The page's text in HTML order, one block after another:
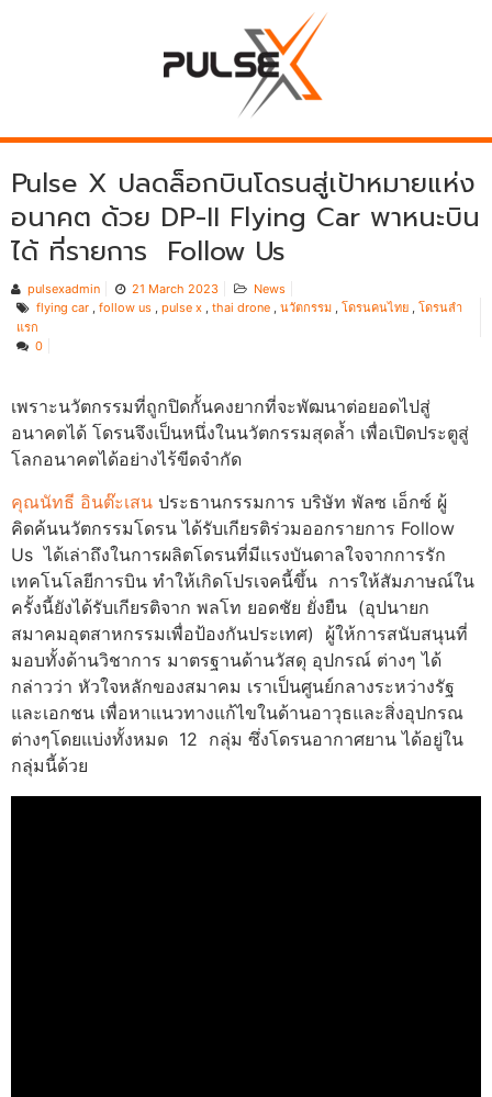
Pulse X ปลดล็อกบินโดรนสู่เป้าหมายแห่ง
อนาคต ด้วย DP-II Flying Car พาหนะบิน
ได้ ที่รายการ Follow Us
pulsexadmin 21 March 2023
News
flying car , follow us , pulse x , thai drone , นวัตกรรม , โดรนคนไทย , โดรนลำ
แรก
0
เพราะนวัตกรรมที่ถูกปิดกั้นคงยากที่จะพัฒนาต่อยอดไปสู่
อนาคตได้ โดรนจึงเป็นหนึ่งในนวัตกรรมสุดล้ำ เพื่อเปิดประตูสู่
โลกอนาคตได้อย่างไร้ขีดจำกัด
คุณนัทธี อินต๊ะเสน ประธานกรรมการ บริษัท พัลซ เอ็กซ์ ผู้
คิดค้นนวัตกรรมโดรน ได้รับเกียรติร่วมออกรายการ Follow
Us ได้เล่าถึงในการผลิตโดรนที่มีแรงบันดาลใจจากการรัก
เทคโนโลยีการบิน ทำให้เกิดโปรเจคนี้ขึ้น การให้สัมภาษณ์ใน
ครั้งนี้ยังได้รับเกียรติจาก พลโท ยอดชัย ยั่งยืน (อุปนายก
สมาคมอุตสาหกรรมเพื่อป้องกันประเทศ) ผู้ให้การสนับสนุนที่
มอบทั้งด้านวิชาการ มาตรฐานด้านวัสดุ อุปกรณ์ ต่างๆ ได้
กล่าวว่า หัวใจหลักของสมาคม เราเป็นศูนย์กลางระหว่างรัฐ
และเอกชน เพื่อหาแนวทางแก้ไขในด้านอาวุธและสิ่งอุปกรณ
ต่างๆโดยแบ่งทั้งหมด 12 กลุ่ม ซึ่งโดรนอากาศยาน ได้อยู่ใน
กลุ่มนี้ด้วย